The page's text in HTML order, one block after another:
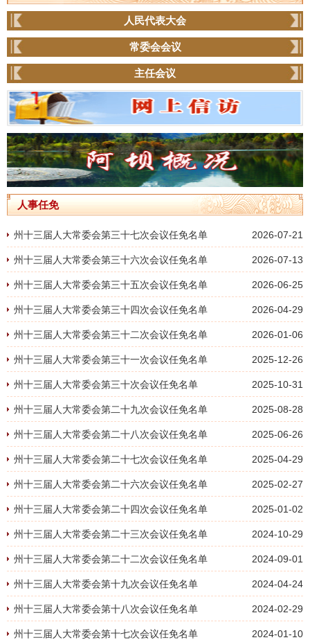
人民代表大会
常委会会议
主任会议
人事任免
州十三届人大常委会第三十七次会议任免名单 2026-07-21
州十三届人大常委会第三十六次会议任免名单 2026-07-13
州十三届人大常委会第三十五次会议任免名单 2026-06-25
州十三届人大常委会第三十四次会议任免名单 2026-04-29
州十三届人大常委会第三十二次会议任免名单 2026-01-06
州十三届人大常委会第三十一次会议任免名单 2025-12-26
州十三届人大常委会第三十次会议任免名单 2025-10-31
州十三届人大常委会第二十九次会议任免名单 2025-08-28
州十三届人大常委会第二十八次会议任免名单 2025-06-26
州十三届人大常委会第二十七次会议任免名单 2025-04-29
州十三届人大常委会第二十六次会议任免名单 2025-02-27
州十三届人大常委会第二十四次会议任免名单 2025-01-02
州十三届人大常委会第二十三次会议任免名单 2024-10-29
州十三届人大常委会第二十二次会议任免名单 2024-09-01
州十三届人大常委会第十九次会议任免名单 2024-04-24
州十三届人大常委会第十八次会议任免名单 2024-02-29
州十三届人大常委会第十七次会议任免名单 2024-01-10